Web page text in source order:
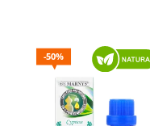
50%